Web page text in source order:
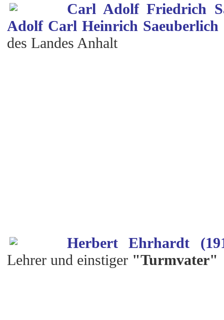
Carl Adolf Friedrich
Adolf Carl Heinrich Saeuberlich
des Landes Anhalt
Herbert Ehrhardt
Lehrer und einstiger "Turmvater"